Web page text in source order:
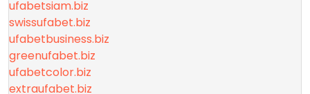
ufabetsiam.biz
swissufabet.biz
ufabetbusiness.biz
greenufabet.biz
ufabetcolor.biz
extraufabet.biz